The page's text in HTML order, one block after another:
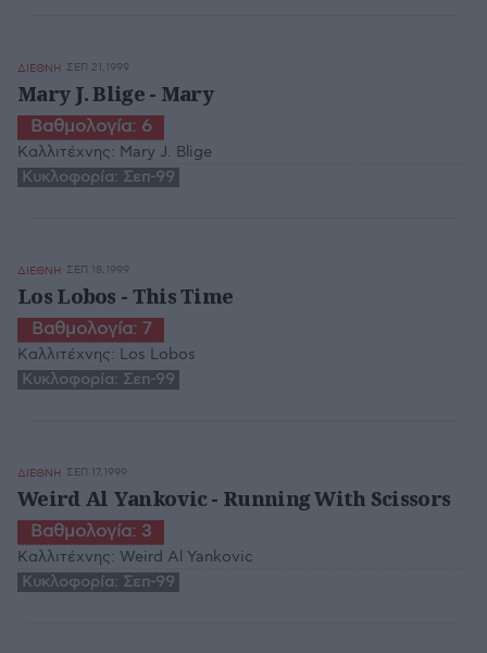
ΔΙΕΘΝΗ ΣΕΠ 21,1999
Mary J. Blige - Mary
Βαθμολογία: 6
Καλλιτέχνης: Mary J. Blige
Κυκλοφορία: Σεπ-99
ΔΙΕΘΝΗ ΣΕΠ 18,1999
Los Lobos - This Time
Βαθμολογία: 7
Καλλιτέχνης: Los Lobos
Κυκλοφορία: Σεπ-99
ΔΙΕΘΝΗ ΣΕΠ 17,1999
Weird Al Yankovic - Running With Scissors
Βαθμολογία: 3
Καλλιτέχνης: Weird Al Yankovic
Κυκλοφορία: Σεπ-99